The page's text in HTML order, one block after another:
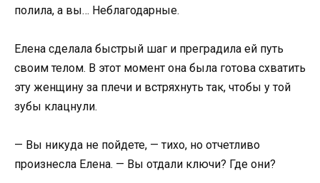
полила, а вы… Неблагодарные.
Елена сделала быстрый шаг и преградила ей путь
своим телом. В этот момент она была готова схватить
эту женщину за плечи и встряхнуть так, чтобы у той
зубы клацнули.
— Вы никуда не пойдете, — тихо, но отчетливо
произнесла Елена. — Вы отдали ключи? Где они?